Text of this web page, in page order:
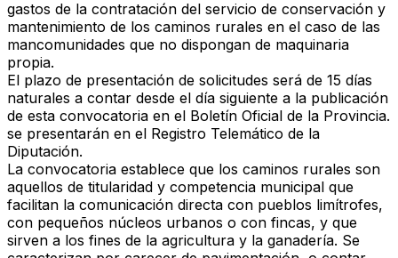
gastos de la contratación del servicio de conservación y
mantenimiento de los caminos rurales en el caso de las
mancomunidades que no dispongan de maquinaria
propia.
El plazo de presentación de solicitudes será de 15 días
naturales a contar desde el día siguiente a la publicación
de esta convocatoria en el Boletín Oficial de la Provincia.
se presentarán en el Registro Telemático de la
Diputación.
La convocatoria establece que los caminos rurales son
aquellos de titularidad y competencia municipal que
facilitan la comunicación directa con pueblos limítrofes,
con pequeños núcleos urbanos o con fincas, y que
sirven a los fines de la agricultura y la ganadería. Se